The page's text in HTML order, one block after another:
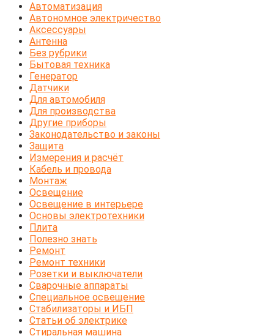
Автоматизация
Автономное электричество
Аксессуары
Антенна
Без рубрики
Бытовая техника
Генератор
Датчики
Для автомобиля
Для производства
Другие приборы
Законодательство и законы
Защита
Измерения и расчёт
Кабель и провода
Монтаж
Освещение
Освещение в интерьере
Основы электротехники
Плита
Полезно знать
Ремонт
Ремонт техники
Розетки и выключатели
Сварочные аппараты
Специальное освещение
Стабилизаторы и ИБП
Статьи об электрике
Стиральная машина